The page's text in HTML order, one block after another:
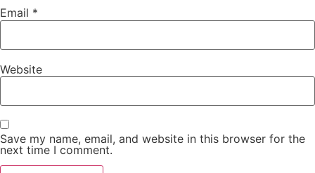
Email *
Website
Save my name, email, and website in this browser for the
next time I comment.